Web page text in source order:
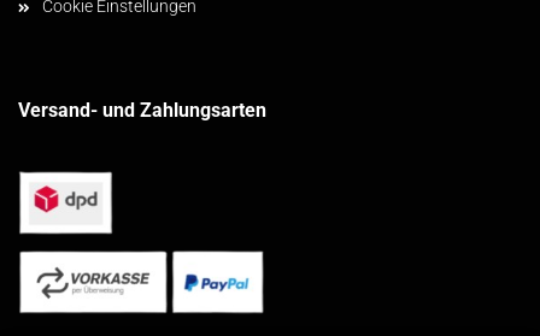
Cookie Einstellungen
Versand- und Zahlungsarten